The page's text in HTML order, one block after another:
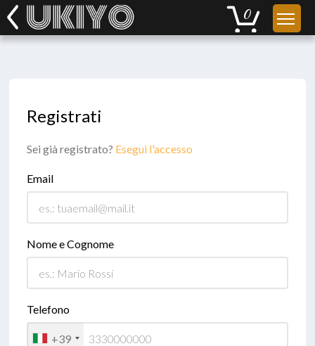
Registrati
Sei già registrato? Esegui l'accesso
Email
Nome e Cognome
Telefono
+39